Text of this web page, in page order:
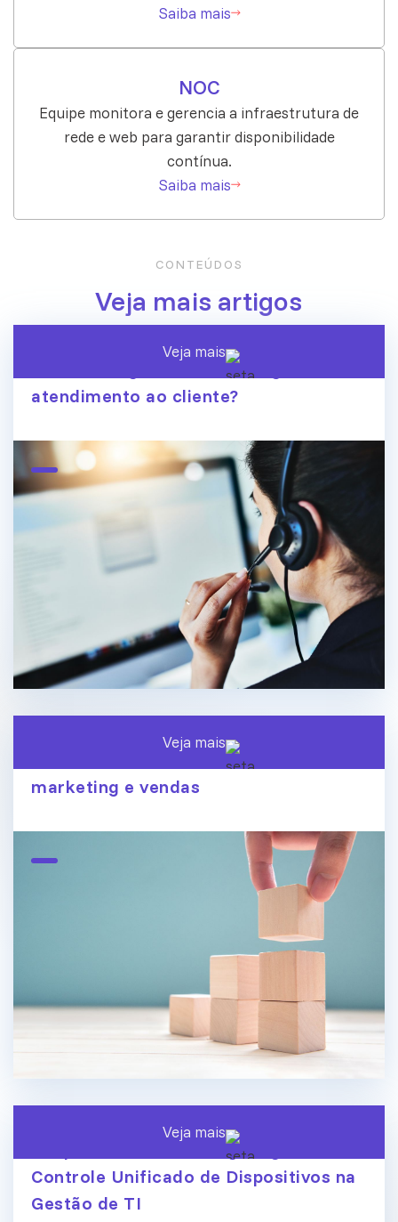
Saiba mais
NOC
Equipe monitora e gerencia a infraestrutura de
rede e web para garantir disponibilidade
contínua.
Saiba mais
CONTEÚDOS
Veja mais artigos
A era dos agentes de IA chegou ao
atendimento ao cliente?
Veja mais
O fim dos silos de dados: conecte
marketing e vendas
Veja mais
Endpoint Central ManageEngine:
Controle Unificado de Dispositivos na
Gestão de TI
Veja mais